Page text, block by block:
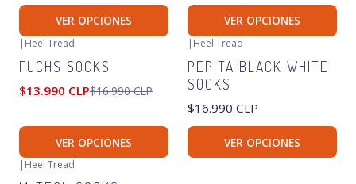
VER OPCIONES VER OPCIONES
Agotado
| Heel Tread
FUCHS SOCKS
$13.990 CLP$16.990 CLP
VER OPCIONES
| Heel Tread
PEPITA BLACK WHITE
SOCKS
$16.990 CLP
VER OPCIONES
| Heel Tread